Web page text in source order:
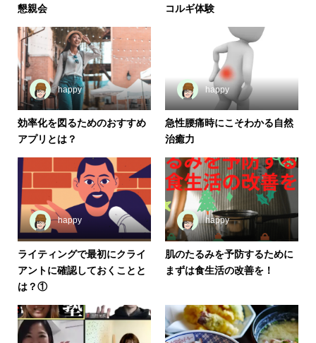
懇親会 コルギ体験
happy
効率化を図るためのおすすめ
アプリとは？
happy
急性腰痛時にこそわかる自然
治癒力
happy
ライティングで最初にクライ
アントに確認しておくことと
は？①
happy
肌のたるみを予防するために
まずは食生活の改善を！